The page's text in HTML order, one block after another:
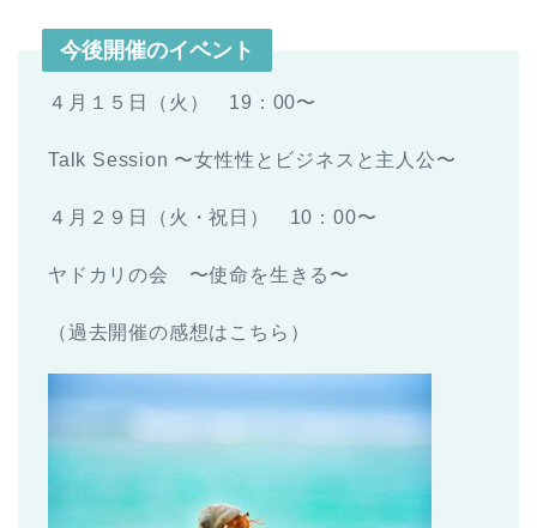
今後開催のイベント
４月１５日（火） 19：00〜
Talk Session 〜女性性とビジネスと主人公〜
４月２９日（火・祝日） 10：00〜
ヤドカリの会 〜使命を生きる〜
（過去開催の感想はこちら）